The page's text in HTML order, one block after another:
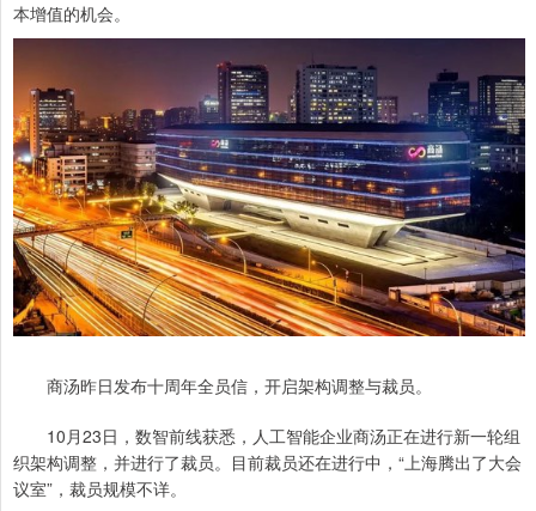
本增值的机会。
商汤昨日发布十周年全员信，开启架构调整与裁员。
10月23日，数智前线获悉，人工智能企业商汤正在进行新一轮组
织架构调整，并进行了裁员。目前裁员还在进行中，“上海腾出了大会
议室”，裁员规模不详。